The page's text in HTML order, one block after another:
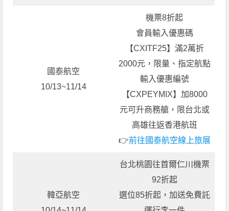
國泰航空
10/13~11/14
機票8折起
會員輸入優惠碼
【CXITF25】滿2萬折
2000元，限量、指定航點
輸入優惠編號
【CXPEYMIX】加8000
元可升商務艙，限台北或
高雄往返香港航班
👉前往國泰航空線上旅展
韓亞航空
台北桃園往首爾仁川機票
92折起
選位85折起，加送免費託